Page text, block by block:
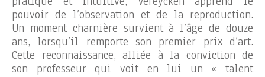
pouvoir de l’observation et de la reproduction.
Un moment charnière survient à l’âge de douze
ans, lorsqu’il remporte son premier prix d’art.
Cette reconnaissance, alliée à la conviction de
son professeur qui voit en lui un « talent